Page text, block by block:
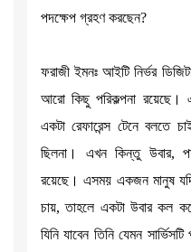
পদক্ষেপ গ্রহণ করছেন?
ফরাজী ইমনঃ আইটি নির্ভর
আরো কিছু পরিকল্পনা রয়েছে।
একটা রেফারেন্স টেনে বলতে
ছিলনা। এখন কিন্তু উবার,
রয়েছে। এসময় একজন মানুষ যদি
চায়, তাহলে একটা উবার কল
যিনি যাবেন তিনি যেমন